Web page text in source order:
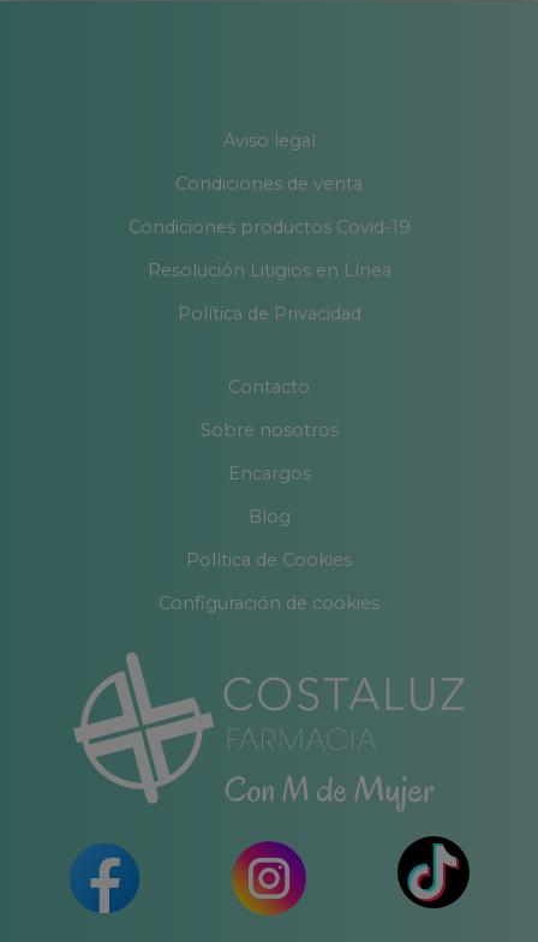
Aviso legal
Condiciones de venta
Condiciones productos Covid-19
Resolución Litigios en Línea
Política de Privacidad
Contacto
Sobre nosotros
Encargos
Blog
Política de Cookies
Configuración de cookies